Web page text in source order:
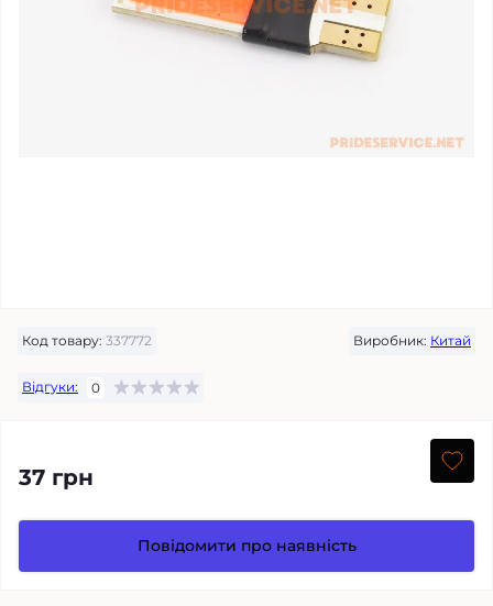
Код товару: 337772 Виробник: Китай
Відгуки: 0
37 грн
Повідомити про наявність